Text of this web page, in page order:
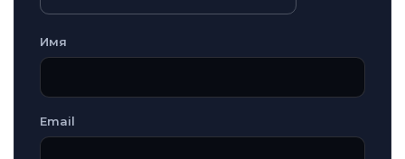
Имя
Email